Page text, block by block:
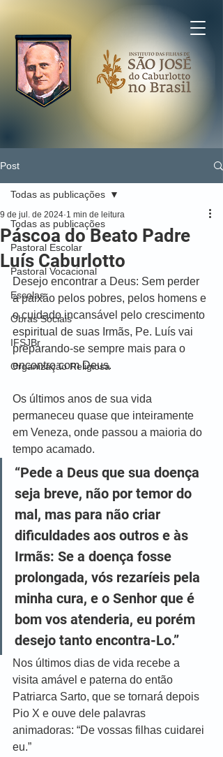
Post
Todas as publicações
Pastoral Escolar
Pastoral Vocacional
Escolas
Obras Sociais
IFSJBr
Organização Religiosa
Todas as publicações
Páscoa do Beato Padre
Luís Caburlotto
9 de jul. de 2024 1 min de leitura
Desejo encontrar a Deus: Sem perder
a paixão pelos pobres, pelos homens e
o cuidado incansável pelo crescimento
espiritual de suas Irmãs, Pe. Luís vai
preparando-se sempre mais para o
encontro com Deus.
Os últimos anos de sua vida
permaneceu quase que inteiramente
em Veneza, onde passou a maioria do
tempo acamado.
“Pede a Deus que sua doença
seja breve, não por temor do
mal, mas para não criar
dificuldades aos outros e às
Irmãs: Se a doença fosse
prolongada, vós rezaríeis pela
minha cura, e o Senhor que é
bom vos atenderia, eu porém
desejo tanto encontra-Lo.”
Nos últimos dias de vida recebe a
visita amável e paterna do então
Patriarca Sarto, que se tornará depois
Pio X e ouve dele palavras
animadoras: “De vossas filhas cuidarei
eu.”